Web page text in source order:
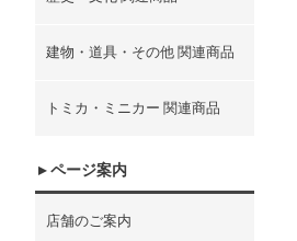
建物・道具・その他 関連商品
トミカ・ミニカー 関連商品
ページ案内
店舗のご案内